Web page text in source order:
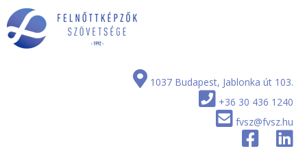
Skip
to
content
1037 Budapest, Jablonka út 103.
+36 30 436 1240
fvsz@fvsz.hu